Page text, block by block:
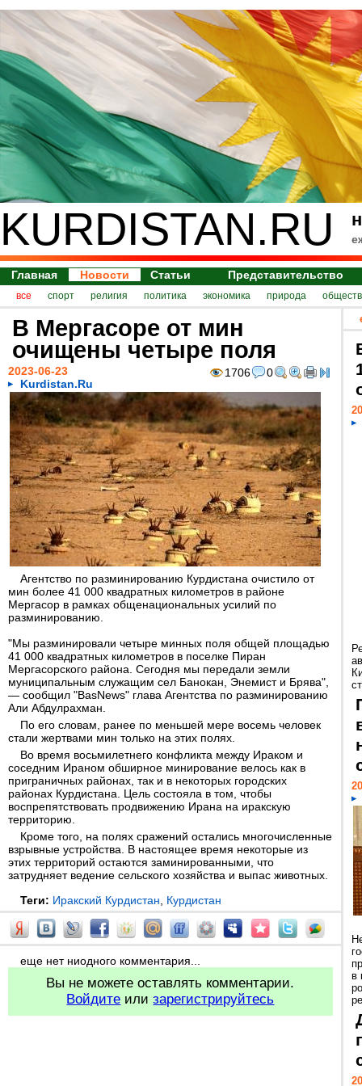
KURDISTAN.RU
Главная Новости Статьи Представительство
все спорт религия политика экономика природа
В Мергасоре от мин
очищены четыре поля
1706 0
2023-06-23
Kurdistan.Ru
Агентство по разминированию Курдистана очистило от
мин более 41 000 квадратных километров в районе
Мергасор в рамках общенациональных усилий по
разминированию.
"Мы разминировали четыре минных поля общей площадью
41 000 квадратных километров в поселке Пиран
Мергасорского района. Сегодня мы передали земли
муниципальным служащим сел Банокан, Энемист и Брява",
— сообщил "BasNews" глава Агентства по разминированию
Али Абдулрахман.
По его словам, ранее по меньшей мере восемь человек
стали жертвами мин только на этих полях.
Во время восьмилетнего конфликта между Ираком и
соседним Ираном обширное минирование велось как в
приграничных районах, так и в некоторых городских
районах Курдистана. Цель состояла в том, чтобы
воспрепятствовать продвижению Ирана на иракскую
территорию.
Кроме того, на полях сражений остались многочисленные
взрывные устройства. В настоящее время некоторые из
этих территорий остаются заминированными, что
затрудняет ведение сельского хозяйства и выпас животных.
Теги: Иракский Курдистан Курдистан
еще нет ниодного комментария...
Вы не можете оставлять комментарии.
Войдите илизарегистрируйтесь
в